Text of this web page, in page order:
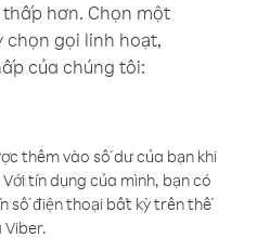
hơn. Chọn một
chọn gọi linh hoạt,
của chúng tôi:
thêm vào số dư của bạn khi
tín dụng của mình, bạn có
số điện thoại bất kỳ trên thế
Viber.